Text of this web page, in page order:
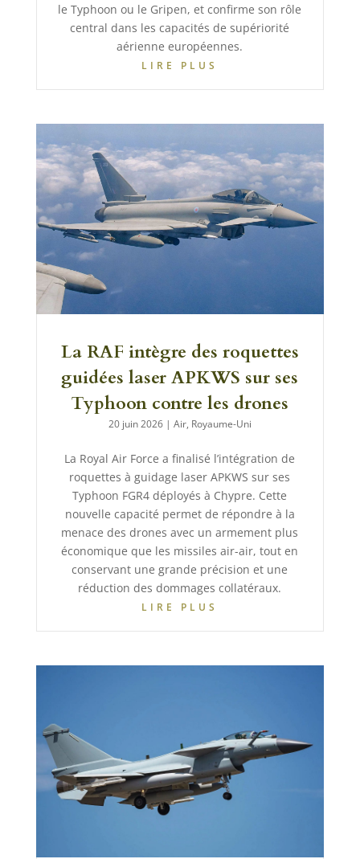
le Typhoon ou le Gripen, et confirme son rôle
central dans les capacités de supériorité
aérienne européennes.
LIRE PLUS
La RAF intègre des roquettes
guidées laser APKWS sur ses
Typhoon contre les drones
20 juin 2026| Air, Royaume-Uni
La Royal Air Force a finalisé l’intégration de
roquettes à guidage laser APKWS sur ses
Typhoon FGR4 déployés à Chypre. Cette
nouvelle capacité permet de répondre à la
menace des drones avec un armement plus
économique que les missiles air-air, tout en
conservant une grande précision et une
réduction des dommages collatéraux.
LIRE PLUS